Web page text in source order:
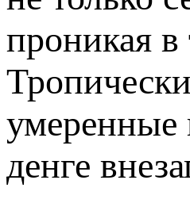
проникая
умеренные
денге